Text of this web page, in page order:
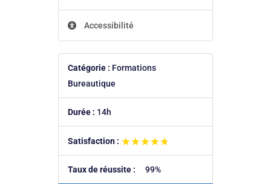
Accessibilité
Catégorie : Formations
Bureautique
Durée : 14h
Satisfaction : ★★★★★
★★★★★
Taux de réussite : 99%